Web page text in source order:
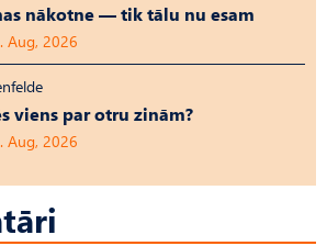
nākotne — tik tālu nu esam
Aug, 2026
viens par otru zinām?
Aug, 2026